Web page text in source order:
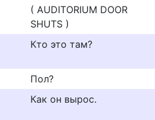
( AUDITORIUM DOOR
SHUTS )
Кто это там?
Пол?
Как он вырос.